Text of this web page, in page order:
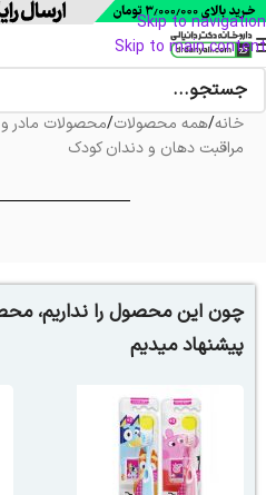
Skip to navigation
Skip to main content
خانه/همه محصولات/محصولات مادر
مراقبت دهان و دندان کودک
چون این محصول را نداریم،
پیشنهاد میدیم